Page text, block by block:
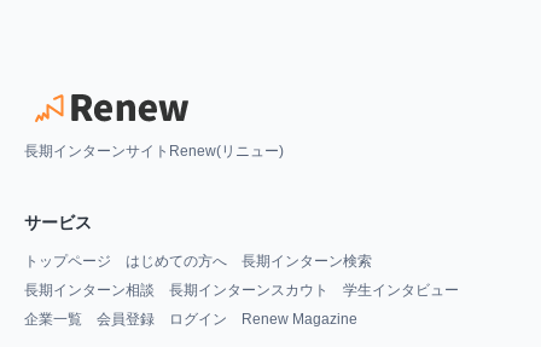
長期インターンサイトRenew(リニュー)
サービス
トップページ はじめての方へ
長期インターン検索
長期インターン相談
長期インターンスカウト
学生インタビュー
企業一覧
会員登録 ログイン Renew Magazine